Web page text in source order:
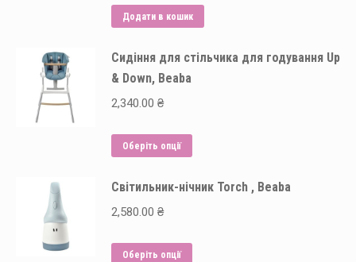
Додати в кошик
Сидіння для стільчика для годування Up
& Down, Beaba
2,340.00 ₴
Оберіть опції
має
Світильник-нічник Torch , Beaba
2,580.00 ₴
Оберіть опції